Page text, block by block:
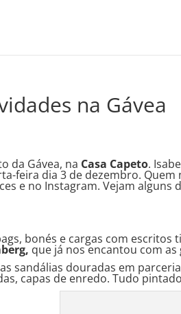
na Gávea
da Gávea, na Casa Capeto.
feira dia 3 de dezembro.
e no Instagram. Vejam alguns
bonés e cargas com escritos
que já nos encantou com as
sandálias douradas em
capas de enredo. Tudo